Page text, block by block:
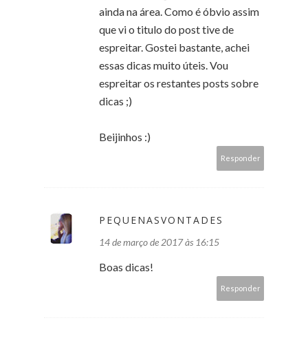
ainda na área. Como é óbvio assim
que vi o titulo do post tive de
espreitar. Gostei bastante, achei
essas dicas muito úteis. Vou
espreitar os restantes posts sobre
dicas ;)
Beijinhos :)
Responder
PEQUENASVONTADES
14 de março de 2017 às 16:15
Boas dicas!
Responder